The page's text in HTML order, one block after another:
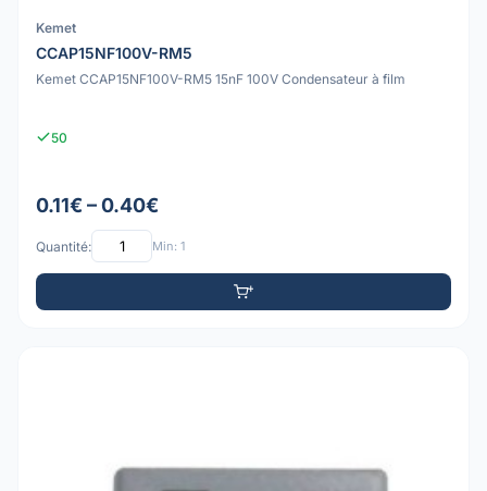
Kemet
CCAP15NF100V-RM5
Kemet CCAP15NF100V-RM5 15nF 100V Condensateur à film
50
0.11€ – 0.40€
Quantité: Min: 1